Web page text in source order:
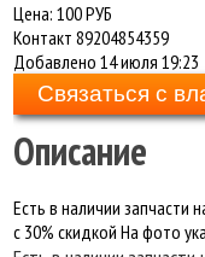
Цена: 100РУБ
Контакт 89204854359
Добавлено 14 июля 19:23
Связаться с
Описание
Есть в наличии запчасти
с 30% скидкой На фото